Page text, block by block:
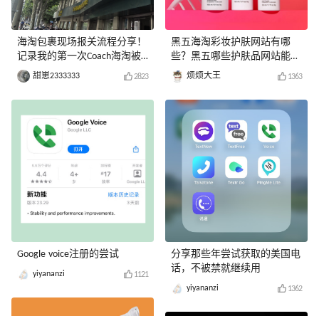
海淘包裹现场报关流程分享！
记录我的第一次Coach海淘被
税现场甜崽2333333 2823
Google voice注册的尝试
yiyananzi 1121
黑五海淘彩妆护肤网站有哪
些？黑五哪些护肤品网站能够
直邮？烦烦大王 1363
分享那些年尝试获取的美国电
话，不被禁就继续用
yiyananzi 1362